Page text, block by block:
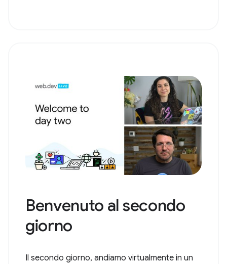
Benvenuto al secondo
giorno
Il secondo giorno, andiamo virtualmente in un